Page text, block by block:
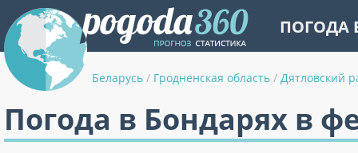
ПОГОДА
Беларусь / Гродненская область / Дятловский
Погода в Бондарях в